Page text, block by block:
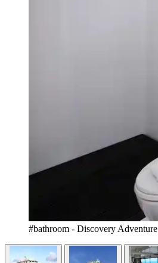
#bathroom - Discovery Adventure